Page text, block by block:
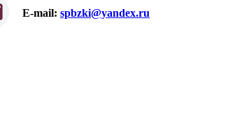
E-mail: spbzki@yandex.ru